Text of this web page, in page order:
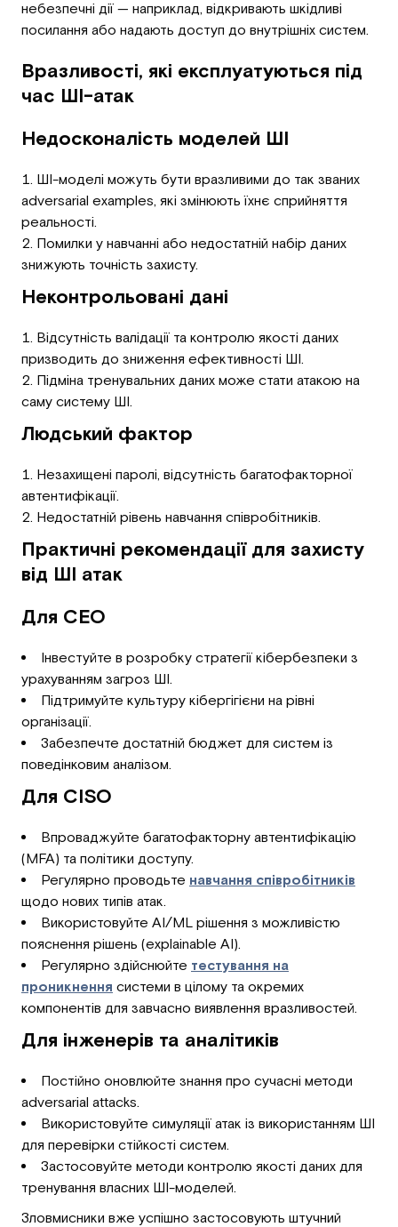
небезпечні дії — наприклад, відкривають шкідливі
посилання або надають доступ до внутрішніх систем.
Вразливості, які експлуатуються під
час ШІ-атак
Недосконалість моделей ШІ
ШІ-моделі можуть бути вразливими до так званих
adversarial examples, які змінюють їхнє сприйняття
реальності.
Помилки у навчанні або недостатній набір даних
знижують точність захисту.
Неконтрольовані дані
Відсутність валідації та контролю якості даних
призводить до зниження ефективності ШІ.
Підміна тренувальних даних може стати атакою на
саму систему ШІ.
Людський фактор
Незахищені паролі, відсутність багатофакторної
автентифікації.
Недостатній рівень навчання співробітників.
Практичні рекомендації для захисту
від ШІ атак
Для CEO
Інвестуйте в розробку стратегії кібербезпеки з
урахуванням загроз ШІ.
Підтримуйте культуру кібергігієни на рівні
організації.
Забезпечте достатній бюджет для систем із
поведінковим аналізом.
Для CISO
Впроваджуйте багатофакторну автентифікацію
(MFA) та політики доступу.
Регулярно проводьте навчання співробітників
щодо нових типів атак.
Використовуйте AI/ML рішення з можливістю
пояснення рішень (explainable AI).
Регулярно здійснюйте тестування на
проникнення системи в цілому та окремих
компонентів для завчасно виявлення вразливостей.
Для інженерів та аналітиків
Постійно оновлюйте знання про сучасні методи
adversarial attacks.
Використовуйте симуляції атак із використанням ШІ
для перевірки стійкості систем.
Застосовуйте методи контролю якості даних для
тренування власних ШІ-моделей.
Зловмисники вже успішно застосовують штучний